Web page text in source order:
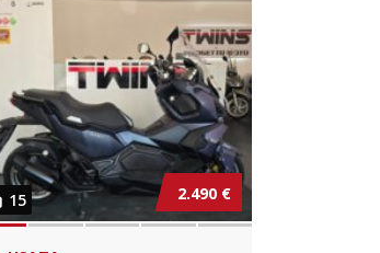
15 2.490 €